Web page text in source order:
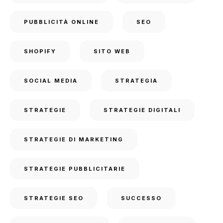
PUBBLICITÀ ONLINE SEO
SHOPIFY SITO WEB
SOCIAL MEDIA STRATEGIA
STRATEGIE STRATEGIE DIGITALI
STRATEGIE DI MARKETING
STRATEGIE PUBBLICITARIE
STRATEGIE SEO SUCCESSO